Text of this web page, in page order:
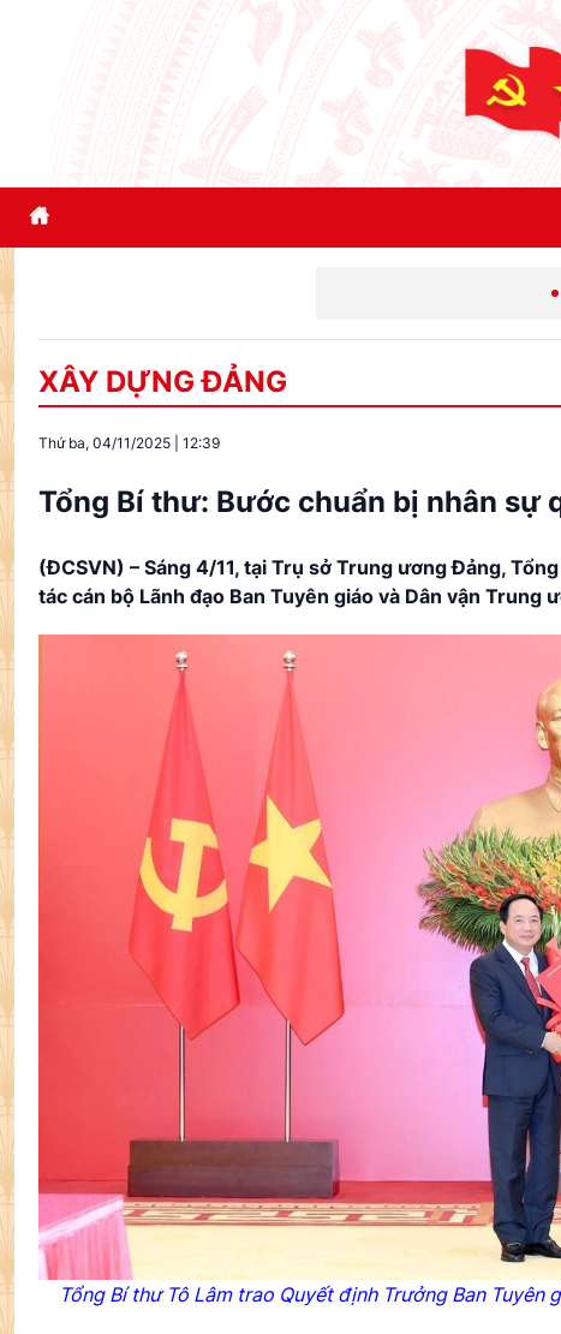
Đổi mới tư duy
XÂY DỰNG ĐẢNG
Thứ ba, 04/11/2025 12:39
Tổng Bí thư: Bước chuẩn bị nhân sự
(ĐCSVN) – Sáng 4/11, tại Trụ sở Trung ương Đảng,
tác cán bộ Lãnh đạo Ban Tuyên giáo và Dân vận Trung
Tổng Bí thư Tô Lâm trao Quyết định Trưởng Ban